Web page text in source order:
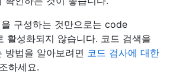
구성하는 것만으로는 code
활성화되지 않습니다. 코드 검색을
방법을 알아보려면 코드 검사에 대한
하세요.